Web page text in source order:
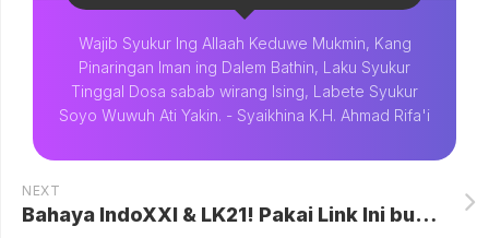
Wajib Syukur Ing Allaah Keduwe Mukmin, Kang
Pinaringan Iman ing Dalem Bathin, Laku Syukur
Tinggal Dosa sabab wirang Ising, Labete Syukur
Soyo Wuwuh Ati Yakin. - Syaikhina K.H. Ahmad Rifa'i
NEXT
Bahaya IndoXXI & LK21! Pakai Link Ini buat Nonton Aman saat Long Weekend